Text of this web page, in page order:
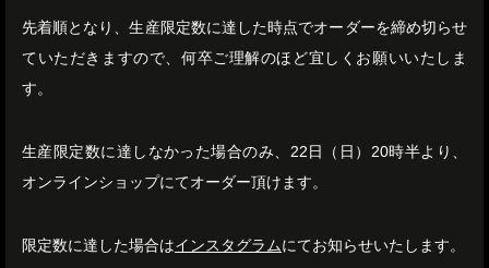
先着順となり、生産限定数に達した時点でオーダーを締め切らせ
ていただきますので、何卒ご理解のほど宜しくお願いいたしま
す。
生産限定数に達しなかった場合のみ、22日（日）20時半より、
オンラインショップにてオーダー頂けます。
限定数に達した場合はインスタグラムにてお知らせいたします。